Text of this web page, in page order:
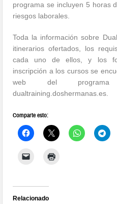
programa se incluyen 5 horas
riesgos laborales.
Toda la información sobre
itinerarios ofertados, los
cada uno de ellos, y los
inscripción a los cursos se
web del
dualtraining.doshermanas.es.
Comparte esto:
Relacionado